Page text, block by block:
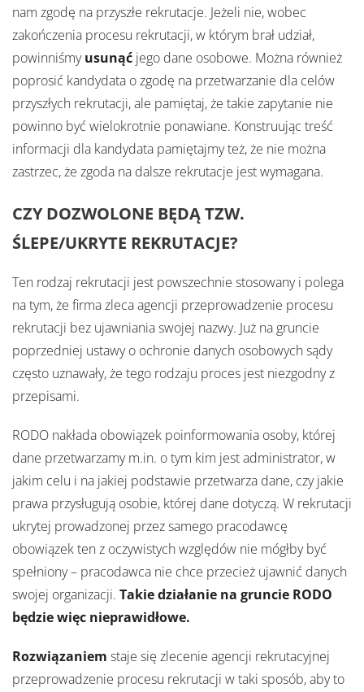
nam zgodę na przyszłe rekrutacje. Jeżeli nie, wobec
zakończenia procesu rekrutacji, w którym brał udział,
powinniśmyusunąć jego dane osobowe. Można również
poprosić kandydata o zgodę na przetwarzanie dla celów
przyszłych rekrutacji, ale pamiętaj, że takie zapytanie nie
powinno być wielokrotnie ponawiane. Konstruując treść
informacji dla kandydata pamiętajmy też, że nie można
zastrzec, że zgoda na dalsze rekrutacje jest wymagana.
CZY DOZWOLONE BĘDĄ TZW.
ŚLEPE/UKRYTE REKRUTACJE?
Ten rodzaj rekrutacji jest powszechnie stosowany i polega
na tym, że firma zleca agencji przeprowadzenie procesu
rekrutacji bez ujawniania swojej nazwy. Już na gruncie
poprzedniej ustawy o ochronie danych osobowych sądy
często uznawały, że tego rodzaju proces jest niezgodny z
przepisami.
RODO nakłada obowiązek poinformowania osoby, której
dane przetwarzamy m.in. o tym kim jest administrator, w
jakim celu i na jakiej podstawie przetwarza dane, czy jakie
prawa przysługują osobie, której dane dotyczą. W rekrutacji
ukrytej prowadzonej przez samego pracodawcę
obowiązek ten z oczywistych względów nie mógłby być
spełniony – pracodawca nie chce przecież ujawnić danych
swojej organizacji. Takie działanie na gruncie RODO
będzie więc nieprawidłowe.
Rozwiązaniem staje się zlecenie agencji rekrutacyjnej
przeprowadzenie procesu rekrutacji w taki sposób, aby to